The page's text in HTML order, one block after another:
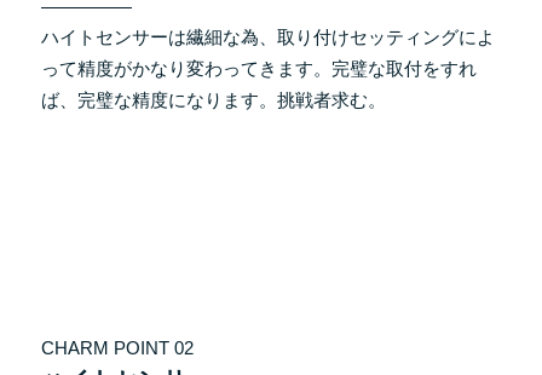
ハイトセンサーは繊細な為、取り付けセッティングによ
って精度がかなり変わってきます。完璧な取付をすれ
ば、完璧な精度になります。挑戦者求む。
CHARM POINT 02